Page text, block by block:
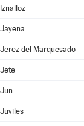
Iznalloz
Jayena
Jerez del Marquesado
Jete
Jun
Juviles